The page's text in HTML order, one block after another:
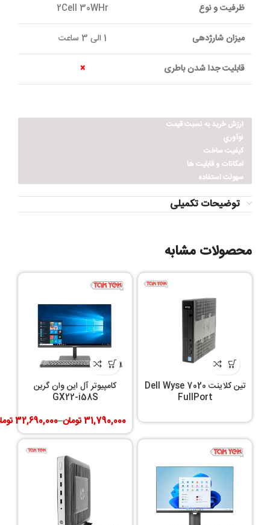
ظرفیت و نوع 2Cell 30WHr
میزان شارژدهی 1 الی 3 ساعت
قابلیت جدا شدن باطری ×
ارزش خريد به نسبت قيمت
نوآوري
کيفيت ساخت
امکانات و قابليت ها
سهولت استفاده
توضیحات تکمیلی
محصولات مشابه
تین کلاینت Dell Wyse 7020
FullPort
کامپیوتر آل این وان گرین
GX22-i58S
31,790,000تومان–
32,690,000